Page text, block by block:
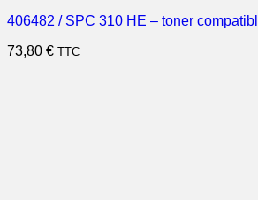
406482 / SPC 310 HE – toner
73,80 € TTC